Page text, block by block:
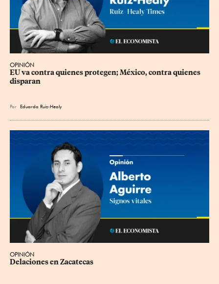
OPINIÓN
EU va contra quienes protegen; México, contra quienes
disparan
Por Eduardo Ruiz-Healy
OPINIÓN
Delaciones en Zacatecas